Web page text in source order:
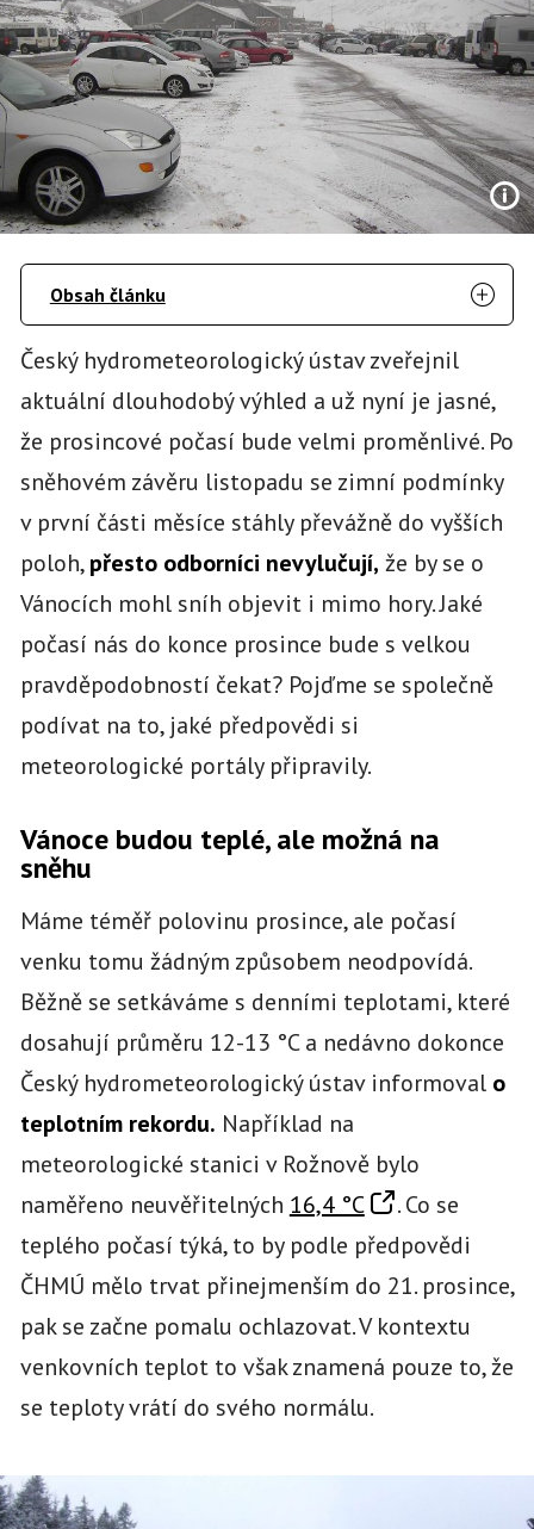
Obsah článku
Český hydrometeorologický ústav zveřejnil
aktuální dlouhodobý výhled a už nyní je jasné,
že prosincové počasí bude velmi proměnlivé. Po
sněhovém závěru listopadu se zimní podmínky
v první části měsíce stáhly převážně do vyšších
poloh,přesto odborníci nevylučují, že by se o
Vánocích mohl sníh objevit i mimo hory. Jaké
počasí nás do konce prosince bude s velkou
pravděpodobností čekat? Pojďme se společně
podívat na to, jaké předpovědi si
meteorologické portály připravily.
Vánoce budou teplé, ale možná na
sněhu
Máme téměř polovinu prosince, ale počasí
venku tomu žádným způsobem neodpovídá.
Běžně se setkáváme s denními teplotami, které
dosahují průměru 12-13 °C a nedávno dokonce
Český hydrometeorologický ústav informoval o
teplotním rekordu. Například na
meteorologické stanici v Rožnově bylo
naměřeno neuvěřitelných 16,4 °C
. Co se
teplého počasí týká, to by podle předpovědi
ČHMÚ mělo trvat přinejmenším do 21. prosince,
pak se začne pomalu ochlazovat. V kontextu
venkovních teplot to však znamená pouze to, že
se teploty vrátí do svého normálu.